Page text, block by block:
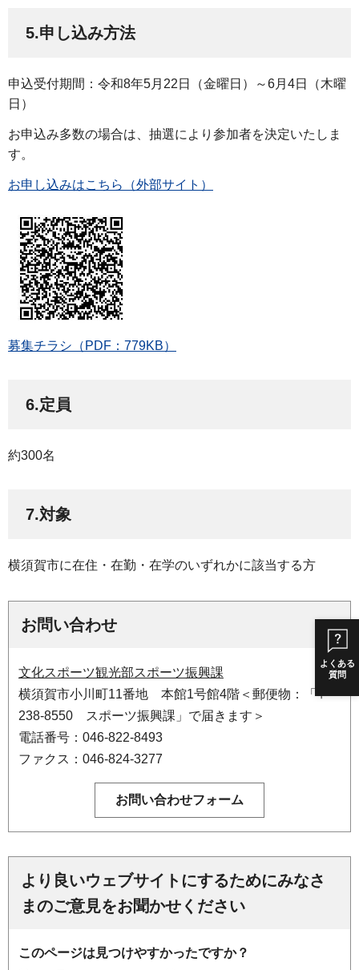
よくある
質問
5.申し込み方法
申込受付期間：令和8年5月22日（金曜日）～6月4日（木曜
日）
お申込み多数の場合は、抽選により参加者を決定いたしま
す。
お申し込みはこちら（外部サイト）
募集チラシ（PDF：779KB）
6.定員
約300名
7.対象
横須賀市に在住・在勤・在学のいずれかに該当する方
お問い合わせ
文化スポーツ観光部スポーツ振興課
横須賀市小川町11番地 本館1号館4階＜郵便物：「〒
238-8550 スポーツ振興課」で届きます＞
電話番号：046-822-8493
ファクス：046-824-3277
より良いウェブサイトにするためにみなさ
まのご意見をお聞かせください
このページは見つけやすかったですか？